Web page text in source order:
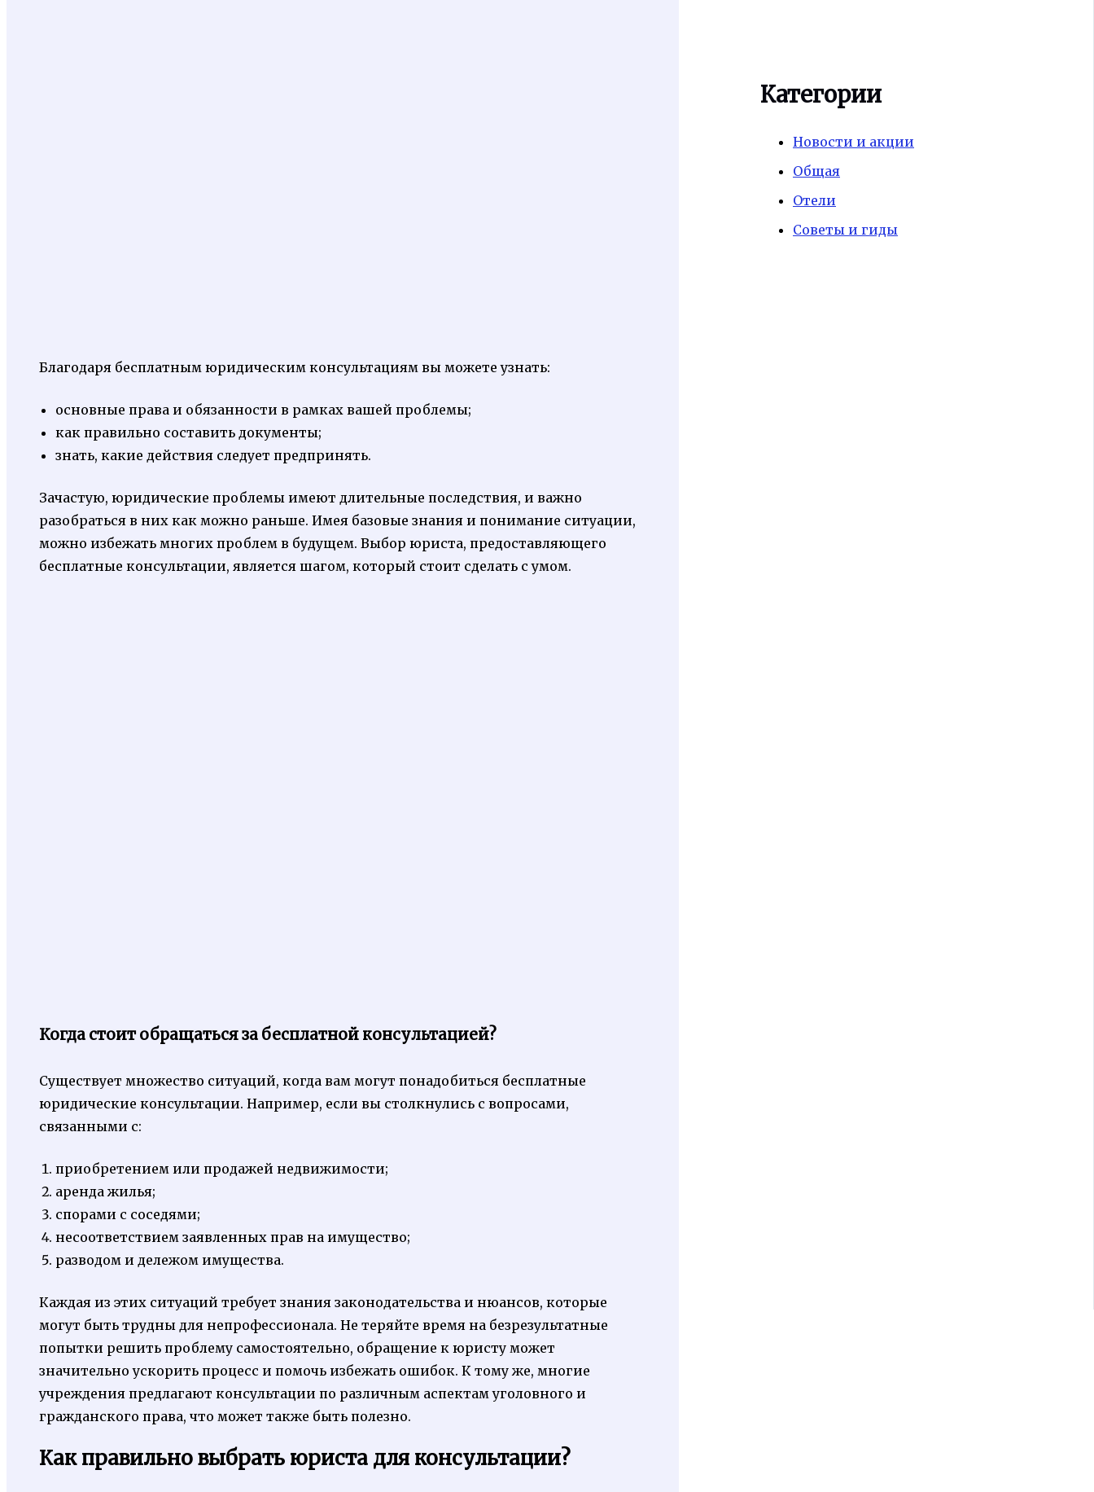
Благодаря бесплатным юридическим консультациям вы можете узнать:
основные права и обязанности в рамках вашей проблемы;
как правильно составить документы;
знать, какие действия следует предпринять.
Зачастую, юридические проблемы имеют длительные последствия, и важно
разобраться в них как можно раньше. Имея базовые знания и понимание ситуации,
можно избежать многих проблем в будущем. Выбор юриста, предоставляющего
бесплатные консультации, является шагом, который стоит сделать с умом.
Когда стоит обращаться за бесплатной консультацией?
Существует множество ситуаций, когда вам могут понадобиться бесплатные
юридические консультации. Например, если вы столкнулись с вопросами,
связанными с:
приобретением или продажей недвижимости;
аренда жилья;
спорами с соседями;
несоответствием заявленных прав на имущество;
разводом и дележом имущества.
Каждая из этих ситуаций требует знания законодательства и нюансов, которые
могут быть трудны для непрофессионала. Не теряйте время на безрезультатные
попытки решить проблему самостоятельно, обращение к юристу может
значительно ускорить процесс и помочь избежать ошибок. К тому же, многие
учреждения предлагают консультации по различным аспектам уголовного и
гражданского права, что может также быть полезно.
Как правильно выбрать юриста для консультации?
Категории
Новости и акции
Общая
Отели
Советы и гиды